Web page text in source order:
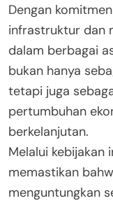
Dengan
infrastruktur dan
dalam berbagai
bukan hanya
tetapi juga
pertumbuhan
berkelanjutan.
Melalui kebijakan
memastikan
menguntungkan